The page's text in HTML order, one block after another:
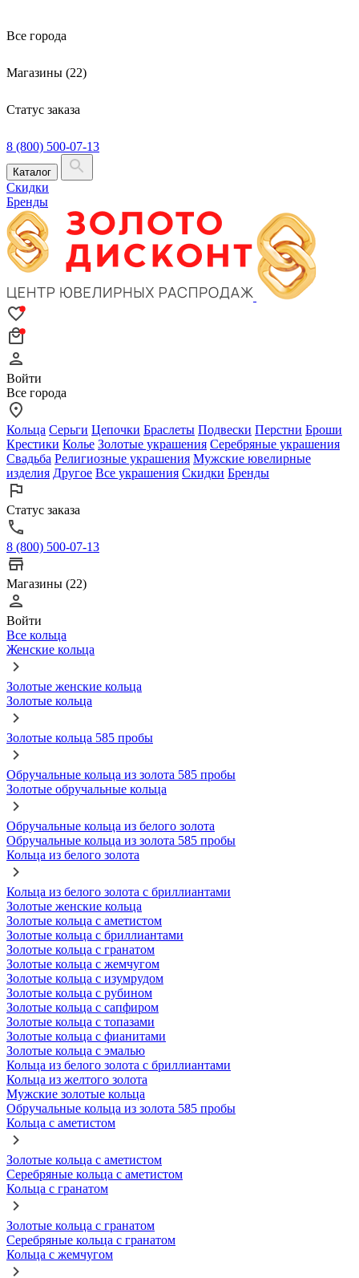
Все города
Магазины (22)
Статус заказа
8 (800) 500-07-13
Каталог
Скидки
Бренды
Войти
Все города
Кольца Серьги Цепочки Браслеты Подвески Перстни Броши
Крестики Колье Золотые украшения Серебряные украшения
Свадьба Религиозные украшения Мужские ювелирные
изделия Другое Все украшения Скидки Бренды
Статус заказа
8 (800) 500-07-13
Магазины (22)
Войти
Все кольца
Женские кольца
Золотые женские кольца
Золотые кольца
Золотые кольца 585 пробы
Обручальные кольца из золота 585 пробы
Золотые обручальные кольца
Обручальные кольца из белого золота
Обручальные кольца из золота 585 пробы
Кольца из белого золота
Кольца из белого золота с бриллиантами
Золотые женские кольца
Золотые кольца с аметистом
Золотые кольца с бриллиантами
Золотые кольца с гранатом
Золотые кольца с жемчугом
Золотые кольца с изумрудом
Золотые кольца с рубином
Золотые кольца с сапфиром
Золотые кольца с топазами
Золотые кольца с фианитами
Золотые кольца с эмалью
Кольца из белого золота с бриллиантами
Кольца из желтого золота
Мужские золотые кольца
Обручальные кольца из золота 585 пробы
Кольца с аметистом
Золотые кольца с аметистом
Серебряные кольца с аметистом
Кольца с гранатом
Золотые кольца с гранатом
Серебряные кольца с гранатом
Кольца с жемчугом